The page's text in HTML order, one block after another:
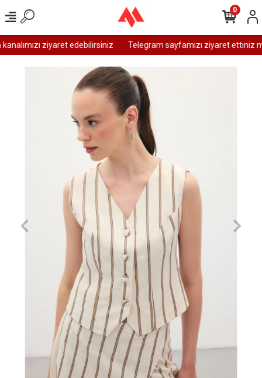
ziyaret edebilirsiniz Telegram sayfamızı ziyaret ettiniz
0